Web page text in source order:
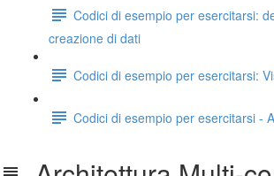
Codici di esempio per esercitarsi:
creazione di dati
Codici di esempio per esercitarsi:
Codici di esempio per esercitarsi -